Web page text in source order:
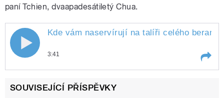
paní Tchien, dvaapadesátiletý Chua.
Kde vám naservírují na talíři celého
3:41
berana? V
SOUVISEJÍCÍ PŘÍSPĚVKY